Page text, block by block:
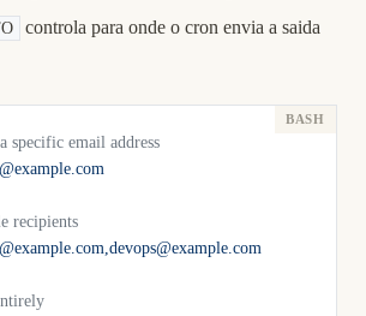
controla para onde o cron envia a saida
specific email address
recipients